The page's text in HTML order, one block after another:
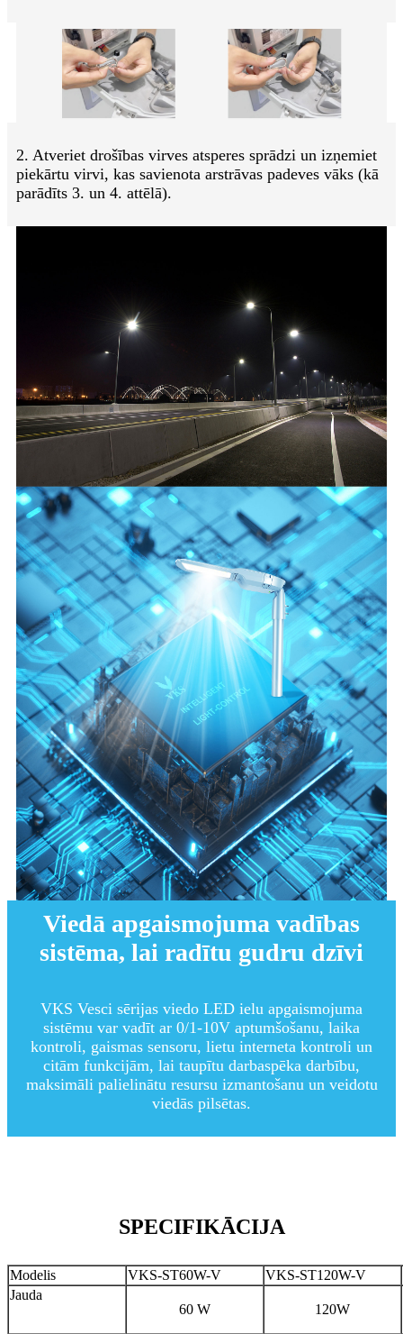
2. Atveriet drošības virves atsperes sprādzi un izņemiet
piekārtu virvi, kas savienota arstrāvas padeves vāks (kā
parādīts 3. un 4. attēlā).
Viedā apgaismojuma vadības
sistēma, lai radītu gudru dzīvi
VKS Vesci sērijas viedo LED ielu apgaismojuma
sistēmu var vadīt ar 0/1-10V aptumšošanu, laika
kontroli, gaismas sensoru, lietu interneta kontroli un
citām funkcijām, lai taupītu darbaspēka darbību,
maksimāli palielinātu resursu izmantošanu un veidotu
viedās pilsētas.
SPECIFIKĀCIJA
Modelis VKS-ST60W-V
VKS-ST120W-V
Jauda
60 W
120W